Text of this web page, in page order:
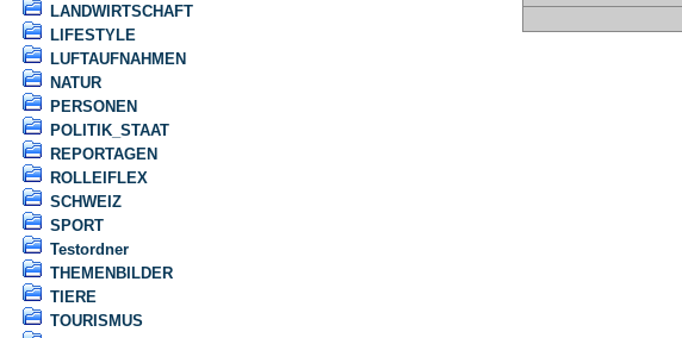
LANDWIRTSCHAFT
LIFESTYLE
LUFTAUFNAHMEN
NATUR
PERSONEN
POLITIK_STAAT
REPORTAGEN
ROLLEIFLEX
SCHWEIZ
SPORT
Testordner
THEMENBILDER
TIERE
TOURISMUS